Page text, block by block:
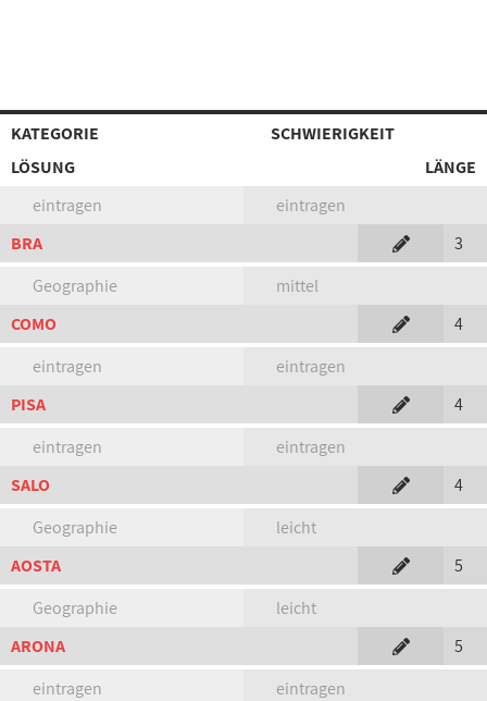
KATEGORIE
SCHWIERIGKEIT
LÖSUNG
LÄNGE
eintragen
eintragen
BRA
3
Geographie
mittel
COMO
4
eintragen
eintragen
PISA
4
eintragen
eintragen
SALO
4
Geographie
leicht
AOSTA
5
Geographie
leicht
ARONA
5
eintragen
eintragen